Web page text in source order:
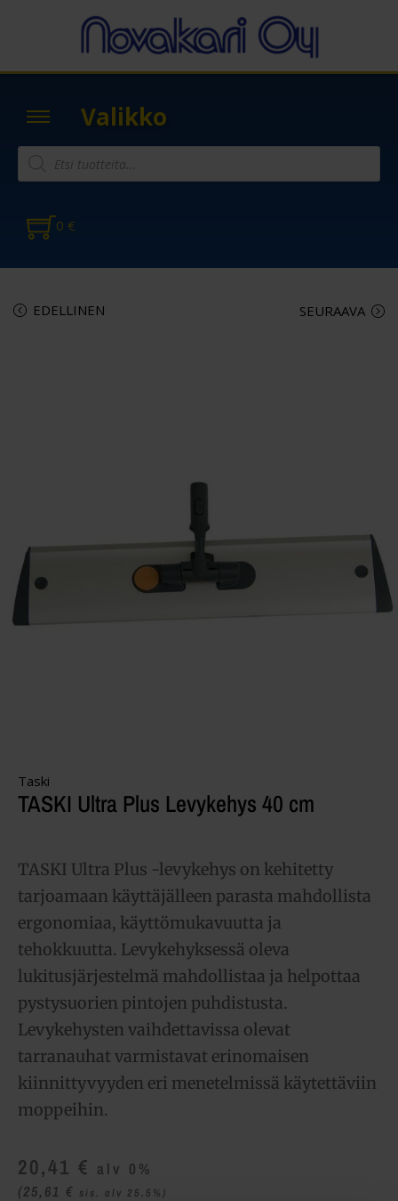
Valikko
0 €
EDELLINEN SEURAAVA
Taski
TASKI Ultra Plus Levykehys 40 cm
TASKI Ultra Plus -levykehys on kehitetty
tarjoamaan käyttäjälleen parasta mahdollista
ergonomiaa, käyttömukavuutta ja
tehokkuutta. Levykehyksessä oleva
lukitusjärjestelmä mahdollistaa ja helpottaa
pystysuorien pintojen puhdistusta.
Levykehysten vaihdettavissa olevat
tarranauhat varmistavat erinomaisen
kiinnittyvyyden eri menetelmissä käytettäviin
moppeihin.
20,41 € alv 0%
(25,61 € sis. alv 25.5%)